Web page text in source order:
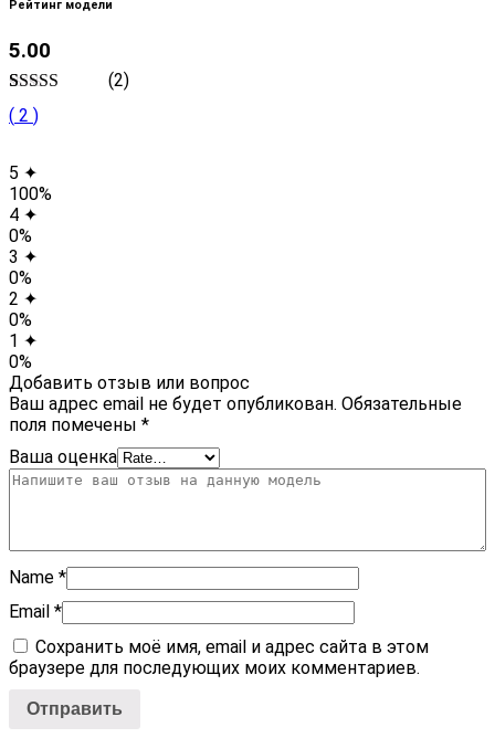
Рейтинг модели
5.00
Rated
out of 5
2
ratings
(2)
( 2 )
5 ✦
100%
4 ✦
0%
3 ✦
0%
2 ✦
0%
1 ✦
0%
Добавить отзыв или вопрос
Ваш адрес email не будет опубликован. Обязательные
поля помечены *
Ваша оценка
Name *
Email *
Сохранить моё имя, email и адрес сайта в этом
браузере для последующих моих комментариев.